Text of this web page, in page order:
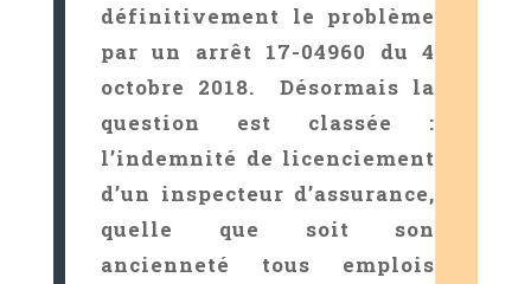
définitivement le problème
par un arrêt 17-04960 du 4
octobre 2018. Désormais la
question est classée :
l’indemnité de licenciement
d’un inspecteur d’assurance,
quelle que soit son
ancienneté tous emplois